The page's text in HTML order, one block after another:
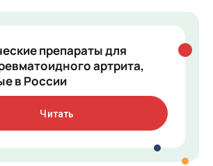
препараты для
артрита,
в России
Читать